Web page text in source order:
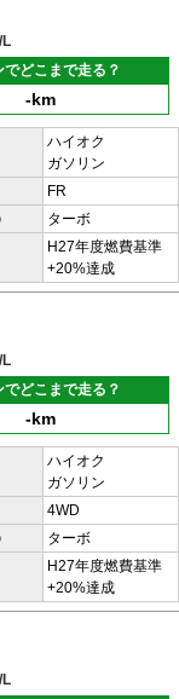
でどこまで走る？
-km
ハイオク
ガソリン
FR
ターボ
H27年度燃費基準
+20%達成
でどこまで走る？
-km
ハイオク
ガソリン
4WD
ターボ
H27年度燃費基準
+20%達成